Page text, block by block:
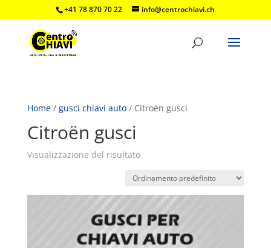
+41 78 870 70 22 info@centrochiavi.ch
Home/ gusci chiavi auto/ Citroën gusci
Citroën gusci
Visualizzazione del risultato